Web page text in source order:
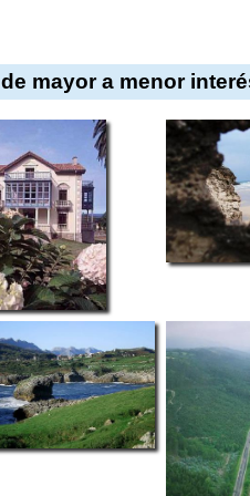
de mayor a menor